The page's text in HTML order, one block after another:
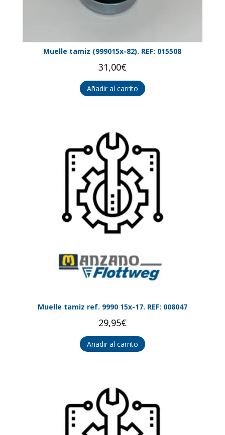
Muelle tamiz (999015x-82). REF: 015508
31,00€
Añadir al carrito
Muelle tamiz ref. 9990 15x-17. REF: 008047
29,95€
Añadir al carrito